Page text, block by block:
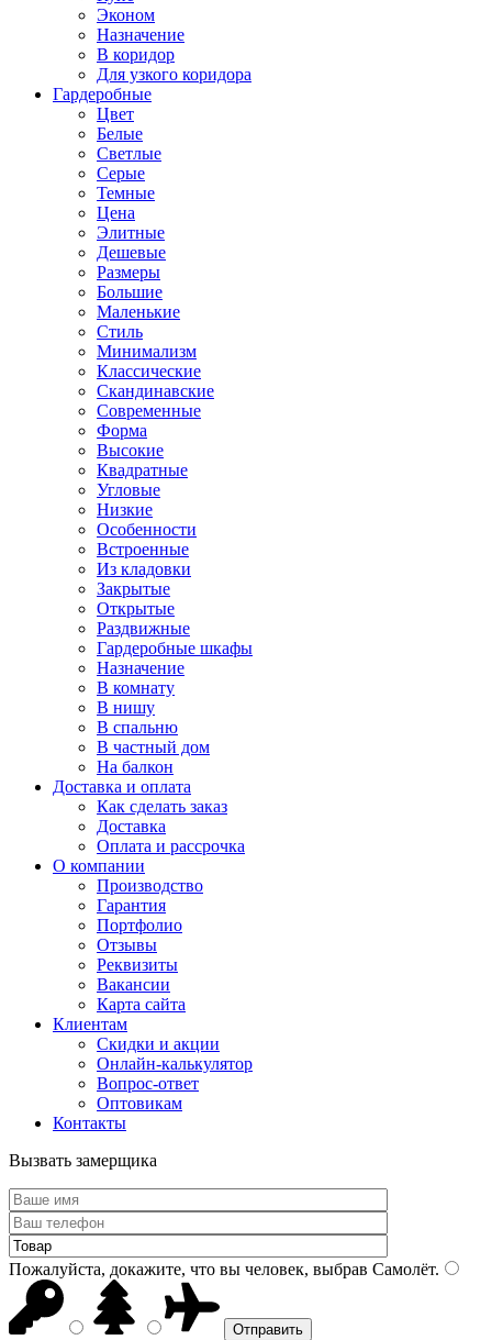
Эконом
Назначение
В коридор
Для узкого коридора
Гардеробные
Цвет
Белые
Светлые
Серые
Темные
Цена
Элитные
Дешевые
Размеры
Большие
Маленькие
Стиль
Минимализм
Классические
Скандинавские
Современные
Форма
Высокие
Квадратные
Угловые
Низкие
Особенности
Встроенные
Из кладовки
Закрытые
Открытые
Раздвижные
Гардеробные шкафы
Назначение
В комнату
В нишу
В спальню
В частный дом
На балкон
Доставка и оплата
Как сделать заказ
Доставка
Оплата и рассрочка
О компании
Производство
Гарантия
Портфолио
Отзывы
Реквизиты
Вакансии
Карта сайта
Клиентам
Скидки и акции
Онлайн-калькулятор
Вопрос-ответ
Оптовикам
Контакты
Вызвать замерщика
Пожалуйста, докажите, что вы человек, выбрав Самолёт.